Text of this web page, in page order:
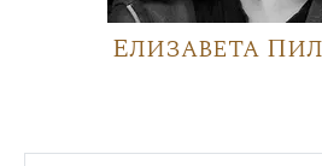
Елизавета